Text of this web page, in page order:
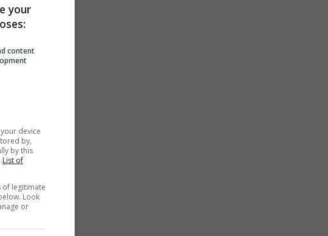
your
content
device
by,
by this
List of
of legitimate
Look
or